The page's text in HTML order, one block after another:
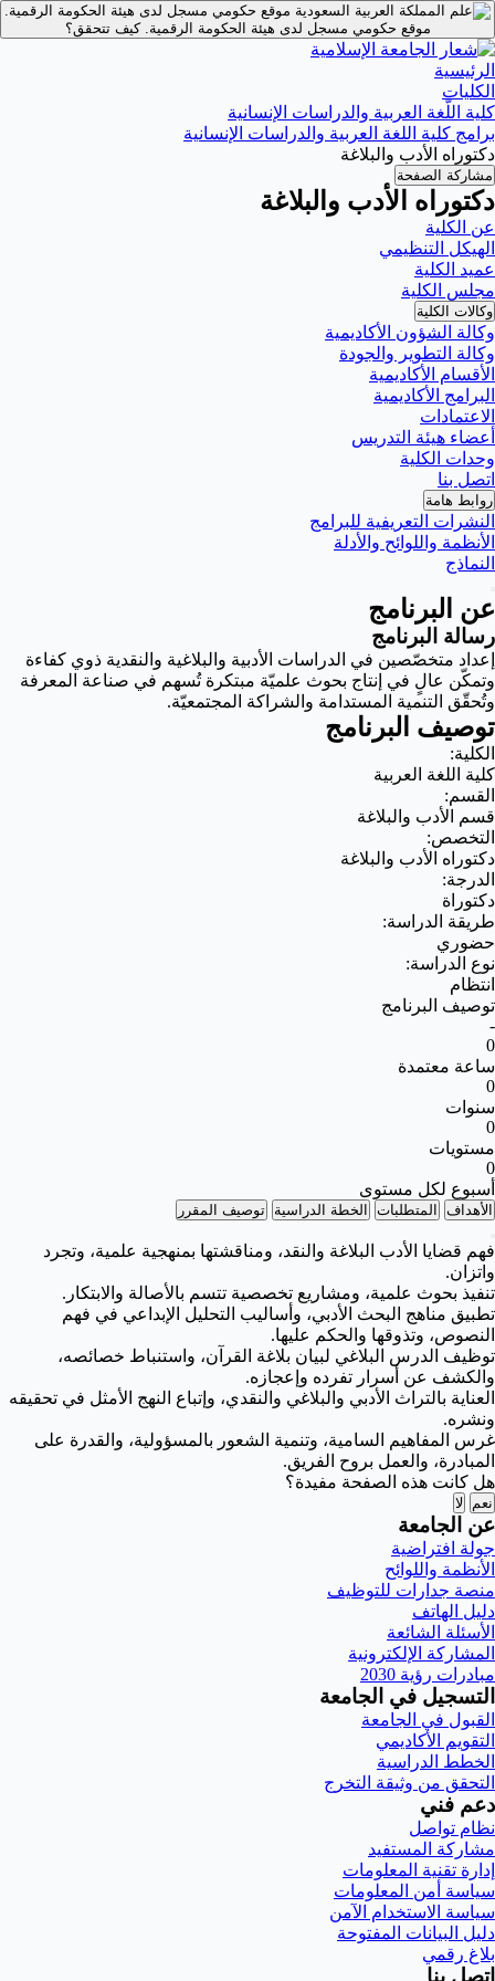
موقع حكومي مسجل لدى هيئة الحكومة الرقمية.
موقع حكومي مسجل لدى هيئة الحكومة الرقمية.كيف تتحقق؟
الرئيسية
الكليات
كلية اللّغة العربية والدراسات الإنسانية
برامج كلية اللغة العربية والدراسات الإنسانية
دكتوراه الأدب والبلاغة
مشاركة الصفحة
دكتوراه الأدب والبلاغة
عن الكلية
الهيكل التنظيمي
عميد الكلية
مجلس الكلية
وكالات الكلية
وكالة الشؤون الأكاديمية
وكالة التطوير والجودة
الأقسام الأكاديمية
البرامج الأكاديمية
الاعتمادات
أعضاء هيئة التدريس
وحدات الكلية
اتصل بنا
روابط هامة
النشرات التعريفية للبرامج
الأنظمة واللوائح والأدلة
النماذج
عن البرنامج
رسالة البرنامج
إعداد متخصّصين في الدراسات الأدبية والبلاغية والنقدية ذوي كفاءة
وتمكّن عالٍ في إنتاج بحوث علميّة مبتكرة تُسهم في صناعة المعرفة
وتُحقّق التنمية المستدامة والشراكة المجتمعيّة.
توصيف البرنامج
الكلية:
كلية اللغة العربية
القسم:
قسم الأدب والبلاغة
التخصص:
دكتوراه الأدب والبلاغة
الدرجة:
دكتوراة
طريقة الدراسة:
حضوري
نوع الدراسة:
انتظام
توصيف البرنامج
-
0
ساعة معتمدة
0
سنوات
0
مستويات
0
أسبوع لكل مستوى
الأهداف المتطلبات الخطة الدراسية توصيف المقرر
فهم قضايا الأدب البلاغة والنقد، ومناقشتها بمنهجية علمية، وتجرد
واتزان.
تنفيذ بحوث علمية، ومشاريع تخصصية تتسم بالأصالة والابتكار.
تطبيق مناهج البحث الأدبي، وأساليب التحليل الإبداعي في فهم
النصوص، وتذوقها والحكم عليها.
توظيف الدرس البلاغي لبيان بلاغة القرآن، واستنباط خصائصه،
والكشف عن أسرار تفرده وإعجازه.
العناية بالتراث الأدبي والبلاغي والنقدي، وإتباع النهج الأمثل في تحقيقه
ونشره.
غرس المفاهيم السامية، وتنمية الشعور بالمسؤولية، والقدرة على
المبادرة، والعمل بروح الفريق.
هل كانت هذه الصفحة مفيدة؟
نعم لا
عن الجامعة
جولة افتراضية
الأنظمة واللوائح
منصة جدارات للتوظيف
دليل الهاتف
الأسئلة الشائعة
المشاركة الإلكترونية
مبادرات رؤية 2030
التسجيل في الجامعة
القبول في الجامعة
التقويم الأكاديمي
الخطط الدراسية
التحقق من وثيقة التخرج
دعم فني
نظام تواصل
مشاركة المستفيد
إدارة تقنية المعلومات
سياسة أمن المعلومات
سياسة الاستخدام الآمن
دليل البيانات المفتوحة
بلاغ رقمي
اتصل بنا